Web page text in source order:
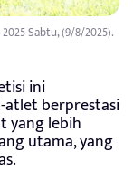
Sabtu, (9/8/2025).
ini
berprestasi
yang lebih
utama, yang